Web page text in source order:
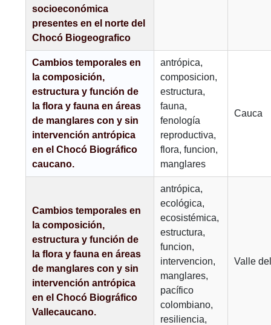
socioeconómica
presentes en el norte del
Chocó Biogeografico
Cambios temporales en
la composición,
estructura y función de
la flora y fauna en áreas
de manglares con y sin
intervención antrópica
en el Chocó Biográfico
caucano.
antrópica,
composicion,
estructura,
fauna,
fenología
reproductiva,
flora, funcion,
manglares
Cauca
Cambios temporales en
la composición,
estructura y función de
la flora y fauna en áreas
de manglares con y sin
intervención antrópica
en el Chocó Biográfico
Vallecaucano.
antrópica,
ecológica,
ecosistémica,
estructura,
funcion,
intervencion,
manglares,
pacífico
colombiano,
resiliencia,
Valle